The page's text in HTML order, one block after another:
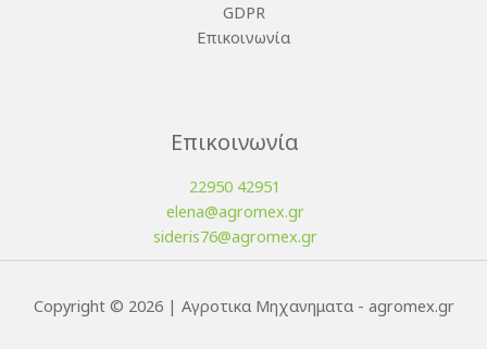
GDPR
Επικοινωνία
Επικοινωνία
22950 42951
elena@agromex.gr
sideris76@agromex.gr
Copyright © 2026 | Αγροτικα Μηχανηματα - agromex.gr